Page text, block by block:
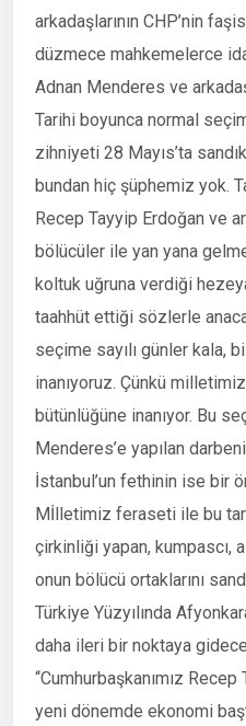
arkadaşlarının CHP’nin
düzmece mahkemelerce
Adnan Menderes ve
Tarihi boyunca normal
zihniyeti 28 Mayıs’ta
bundan hiç şüphemiz yok.
Recep Tayyip Erdoğan ve
bölücüler ile yan yana
koltuk uğruna verdiği
taahhüt ettiği sözlerle
seçime sayılı günler kala,
inanıyoruz. Çünkü
bütünlüğüne inanıyor. Bu
Menderes’e yapılan
İstanbul’un fethinin ise bir
Mİlletimiz feraseti ile bu
çirkinliği yapan, kumpascı,
onun bölücü ortaklarını
Türkiye Yüzyılında
daha ileri bir noktaya
“Cumhurbaşkanımız
yeni dönemde ekonomi